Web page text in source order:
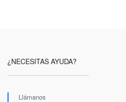
¿NECESITAS AYUDA?
Llámanos